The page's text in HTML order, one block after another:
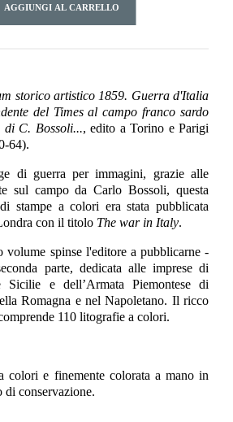
AGGIUNGI AL CARRELLO
storico artistico 1859. Guerra d'Italia
del Times al campo franco sardo
di C. Bossoli..., edito a Torino e Parigi
64).
di guerra per immagini, grazie alle
sul campo da Carlo Bossoli, questa
stampe a colori era stata pubblicata
con il titolo The war in Italy.
volume spinse l'editore a pubblicarne -
parte, dedicata alle imprese di
Sicilie e dell’Armata Piemontese di
Romagna e nel Napoletano. Il ricco
110 litografie a colori.
colori e finemente colorata a mano in
di conservazione.